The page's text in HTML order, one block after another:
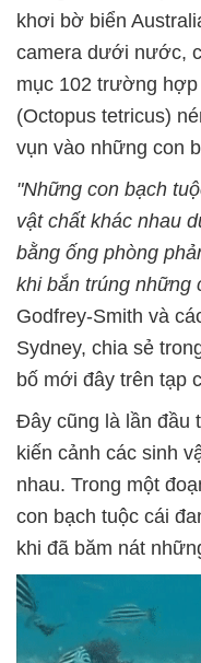
khơi bờ biển
camera dưới nước,
mục 102 trường
(Octopus tetricus)
vụn vào những con
"Những con bạch
vật chất khác nhau
bằng ống phòng
khi bắn trúng những
Godfrey-Smith và
Sydney, chia sẻ
bố mới đây trên tạp
Đây cũng là lần đầu
kiến cảnh các sinh
nhau. Trong một
con bạch tuộc cái
khi đã băm nát